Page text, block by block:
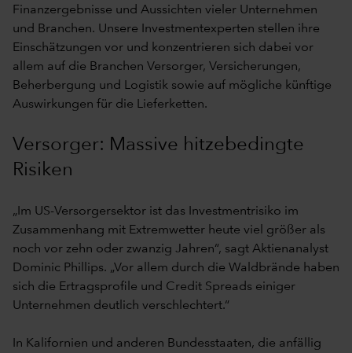
Finanzergebnisse und Aussichten vieler Unternehmen
und Branchen. Unsere Investmentexperten stellen ihre
Einschätzungen vor und konzentrieren sich dabei vor
allem auf die Branchen Versorger, Versicherungen,
Beherbergung und Logistik sowie auf mögliche künftige
Auswirkungen für die Lieferketten.
Versorger: Massive hitzebedingte
Risiken
„Im US-Versorgersektor ist das Investmentrisiko im
Zusammenhang mit Extremwetter heute viel größer als
noch vor zehn oder zwanzig Jahren“, sagt Aktienanalyst
Dominic Phillips. „Vor allem durch die Waldbrände haben
sich die Ertragsprofile und Credit Spreads einiger
Unternehmen deutlich verschlechtert.“
In Kalifornien und anderen Bundesstaaten, die anfällig